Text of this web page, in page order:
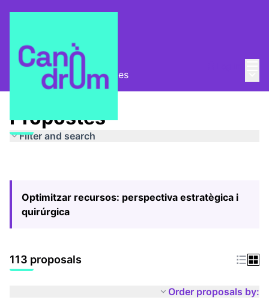
Pla Estratègic Propostes
Propostes
Filter and search
Optimitzar recursos: perspectiva estratègica i
quirúrgica
113 proposals
Order proposals by: